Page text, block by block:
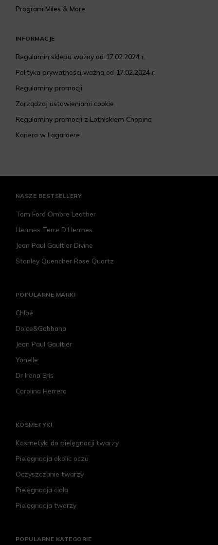
Program Miles & More
INFORMACJE
Regulamin sklepu ważny od 17.02.2024 r.
Polityka prywatności ważna od 17.02.2024 r.
Regulaminy promocji
Zarządzaj ustawieniami cookie
Regulaminy promocji z Lotniskiem Chopina
Kariera w Lagardere
NASZE BESTSELLERY
Tom Ford Ombre Leather
Hermes Terre D'Hermes
Jean Paul Gaultier Divine
Stanley Quencher Rose Quartz
POPULARNE MARKI
Chloé
Dolce&Gabbana
Jean Paul Gaultier
Yonelle
Dr Irena Eris
Carolina Herrera
KOSMETYKI
Kosmetyki do pielęgnacji twarzy
Pielęgnacja okolic oczu
Oczyszczanie twarzy
Pielęgnacja ciała
Pielęgnacja twarzy
POPULARNE KATEGORIE